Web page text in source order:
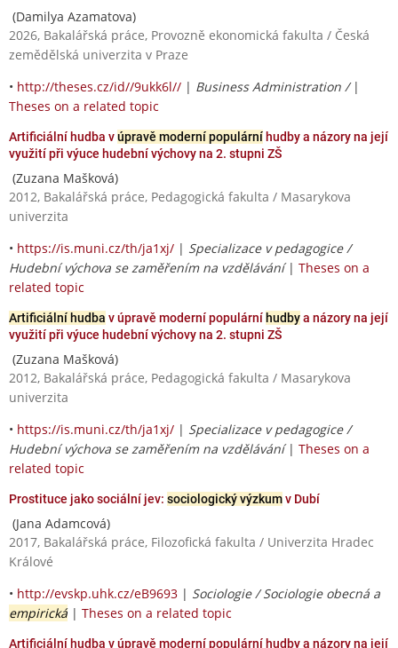
(Damilya Azamatova)
2026, Bakalářská práce, Provozně ekonomická fakulta / Česká
zemědělská univerzita v Praze
• http://theses.cz/id//9ukk6l// | Business Administration / |
Theses on a related topic
Artificiální hudba vúpravě moderní populárníhudby a názory na její
využití při výuce hudební výchovy na 2. stupni ZŠ
(Zuzana Mašková)
2012, Bakalářská práce, Pedagogická fakulta / Masarykova
univerzita
• https://is.muni.cz/th/ja1xj/ | Specializace v pedagogice /
Hudební výchova se zaměřením na vzdělávání| Theses on a
related topic
Artificiální hudba v úpravě moderní populárníhudbya názory na její
využití při výuce hudební výchovy na 2. stupni ZŠ
(Zuzana Mašková)
2012, Bakalářská práce, Pedagogická fakulta / Masarykova
univerzita
• https://is.muni.cz/th/ja1xj/ | Specializace v pedagogice /
Hudební výchova se zaměřením na vzdělávání| Theses on a
related topic
Prostituce jako sociální jev: sociologický výzkumv Dubí
(Jana Adamcová)
2017, Bakalářská práce, Filozofická fakulta / Univerzita Hradec
Králové
• http://evskp.uhk.cz/eB9693 | Sociologie / Sociologie obecná a
empirická| Theses on a related topic
Artificiální hudba v úpravě moderní populární hudby a názory na její